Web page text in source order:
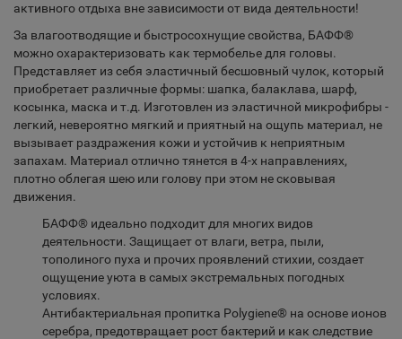
активного отдыха вне зависимости от вида деятельности!
За влагоотводящие и быстросохнущие свойства, БАФФ®
можно охарактеризовать как термобелье для головы.
Представляет из себя эластичный бесшовный чулок, который
приобретает различные формы: шапка, балаклава, шарф,
косынка, маска и т.д. Изготовлен из эластичной микрофибры -
легкий, невероятно мягкий и приятный на ощупь материал, не
вызывает раздражения кожи и устойчив к неприятным
запахам. Материал отлично тянется в 4-х направлениях,
плотно облегая шею или голову при этом не сковывая
движения.
БАФФ® идеально подходит для многих видов
деятельности. Защищает от влаги, ветра, пыли,
тополиного пуха и прочих проявлений стихии, создает
ощущение уюта в самых экстремальных погодных
условиях.
Антибактериальная пропитка Polygiene® на основе ионов
серебра, предотвращает рост бактерий и как следствие